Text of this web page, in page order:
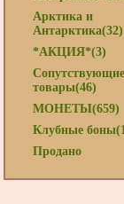
Арктика и
Антарктика(32)
*АКЦИЯ*(3)
Сопутствующие
товары(46)
МОНЕТЫ(659)
Клубные
Продано